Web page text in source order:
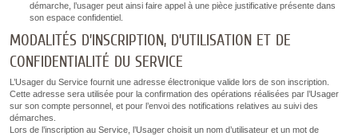
démarche, l’usager peut ainsi faire appel à une pièce justificative présente dans
son espace confidentiel.
MODALITÉS D’INSCRIPTION, D’UTILISATION ET DE
CONFIDENTIALITÉ DU SERVICE
L’Usager du Service fournit une adresse électronique valide lors de son inscription.
Cette adresse sera utilisée pour la confirmation des opérations réalisées par l’Usager
sur son compte personnel, et pour l’envoi des notifications relatives au suivi des
démarches.
Lors de l’inscription au Service, l’Usager choisit un nom d’utilisateur et un mot de